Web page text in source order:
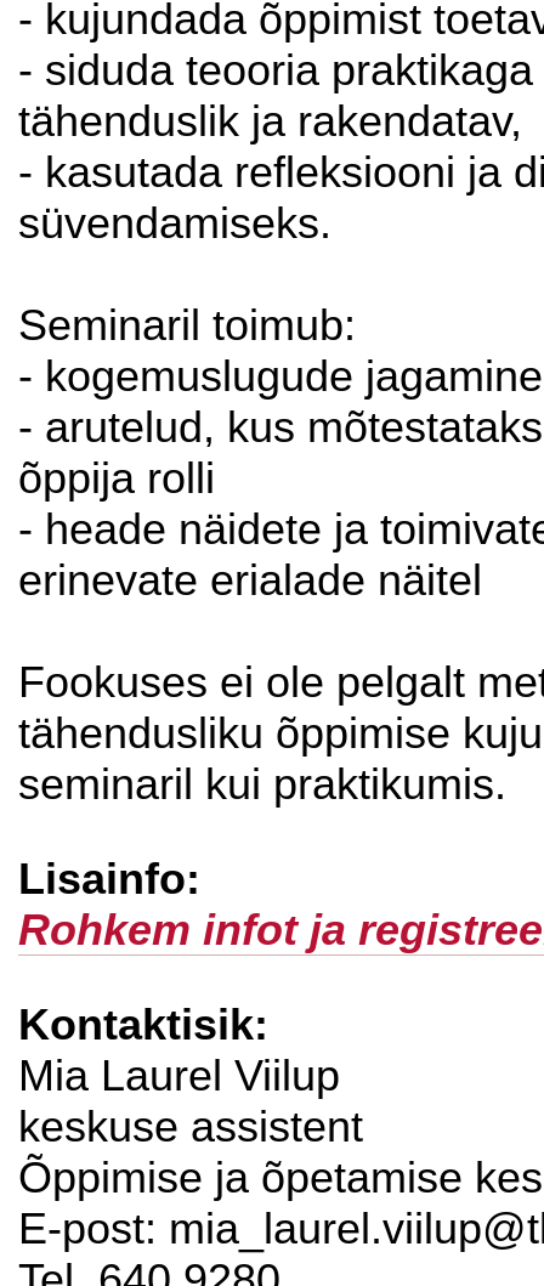
- kujundada õppimist
- siduda teooria
tähenduslik ja rakendatav,
- kasutada refleksiooni ja
süvendamiseks.
Seminaril toimub:
- kogemuslugude jagamine
- arutelud, kus
õppija rolli
- heade näidete ja
erinevate erialade näitel
Fookuses ei ole pelgalt
tähendusliku õppimise
seminaril kui praktikumis.
Lisainfo:
Rohkem infot ja
Kontaktisik:
Mia Laurel Viilup
keskuse assistent
Õppimise ja õpetamise
E-post: